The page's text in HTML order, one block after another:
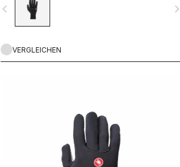
an den Handflächen und verklebte wasserdichte
Nähte sorgen für zusätzlichen Komfort.
navigate_before navigate_next
VERGLEICHEN